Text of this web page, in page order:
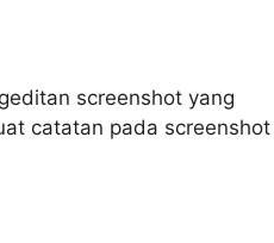
screenshot yang
catatan pada screenshot